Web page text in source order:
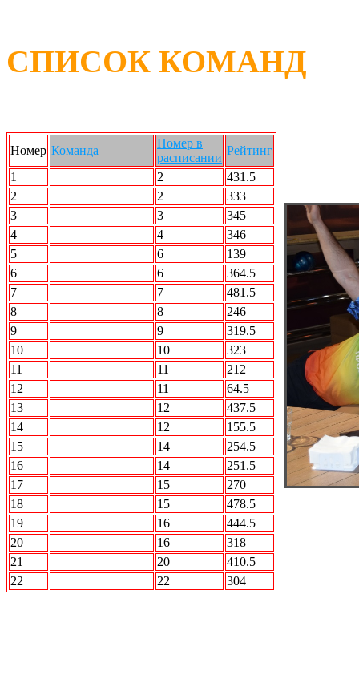
СПИСОК КОМАНД
Номер Команда
Номер в
расписании
Рейтинг
1
2
431.5
2
2
333
3
3
345
4
4
346
5
6
139
6
6
364.5
7
7
481.5
8
8
246
9
9
319.5
10
10
323
11
11
212
12
11
64.5
13
12
437.5
14
12
155.5
15
14
254.5
16
14
251.5
17
15
270
18
15
478.5
19
16
444.5
20
16
318
21
20
410.5
22
22 304